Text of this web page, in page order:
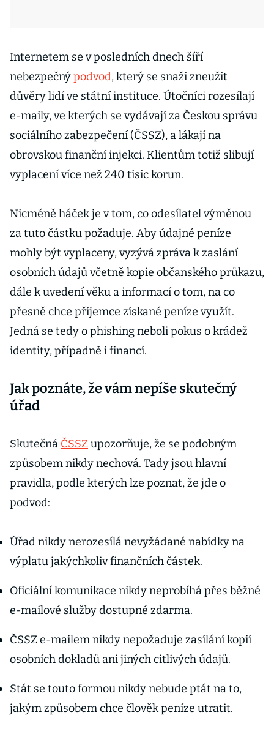
Internetem se v posledních dnech šíří
nebezpečnýpodvod, který se snaží zneužít
důvěry lidí ve státní instituce. Útočníci rozesílají
e-maily, ve kterých se vydávají za Českou správu
sociálního zabezpečení (ČSSZ), a lákají na
obrovskou finanční injekci. Klientům totiž slibují
vyplacení více než 240 tisíc korun.
Nicméně háček je v tom, co odesílatel výměnou
za tuto částku požaduje. Aby údajné peníze
mohly být vyplaceny, vyzývá zpráva k zaslání
osobních údajů včetně kopie občanského průkazu,
dále k uvedení věku a informací o tom, na co
přesně chce příjemce získané peníze využít.
Jedná se tedy o phishing neboli pokus o krádež
identity, případně i financí.
Jak poznáte, že vám nepíše skutečný
úřad
Skutečná ČSSZupozorňuje, že se podobným
způsobem nikdy nechová. Tady jsou hlavní
pravidla, podle kterých lze poznat, že jde o
podvod:
Úřad nikdy nerozesílá nevyžádané nabídky na
výplatu jakýchkoliv finančních částek.
Oficiální komunikace nikdy neprobíhá přes běžné
e-mailové služby dostupné zdarma.
ČSSZ e-mailem nikdy nepožaduje zasílání kopií
osobních dokladů ani jiných citlivých údajů.
Stát se touto formou nikdy nebude ptát na to,
jakým způsobem chce člověk peníze utratit.